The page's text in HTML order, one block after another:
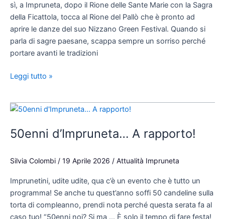
sì, a Impruneta, dopo il Rione delle Sante Marie con la Sagra
della Ficattola, tocca al Rione del Pallò che è pronto ad
aprire le danze del suo Nizzano Green Festival. Quando si
parla di sagre paesane, scappa sempre un sorriso perché
portare avanti le tradizioni
Leggi tutto »
50enni d’Impruneta… A rapporto!
Silvia Colombi / 19 Aprile 2026 / Attualità Impruneta
Imprunetini, udite udite, qua c’è un evento che è tutto un
programma! Se anche tu quest’anno soffi 50 candeline sulla
torta di compleanno, prendi nota perché questa serata fa al
caso tuo! “50enni noi? Si ma … È solo il tempo di fare festa!
50enni
A